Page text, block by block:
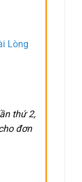
Lòng
thứ 2,
đơn